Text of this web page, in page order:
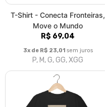
T-Shirt - Conecta Fronteiras,
Move o Mundo
R$ 69,04
3x de R$ 23,01 sem juros
P, M, G, GG, XGG